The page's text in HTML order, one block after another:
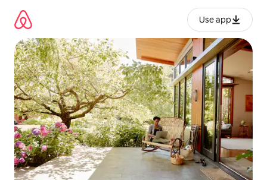
contenido
Use app